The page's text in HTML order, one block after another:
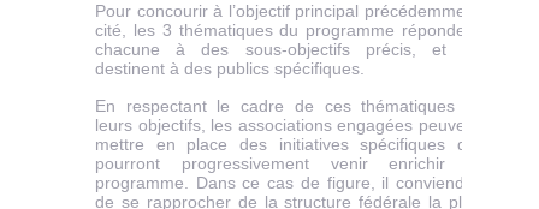
Pour concourir à l’objectif principal précédemment
cité, les 3 thématiques du programme répondent
chacune à des sous-objectifs précis, et se
destinent à des publics spécifiques.
En respectant le cadre de ces thématiques et
leurs objectifs, les associations engagées peuvent
mettre en place des initiatives spécifiques qui
pourront progressivement venir enrichir le
programme. Dans ce cas de figure, il conviendra
de se rapprocher de la structure fédérale la plus